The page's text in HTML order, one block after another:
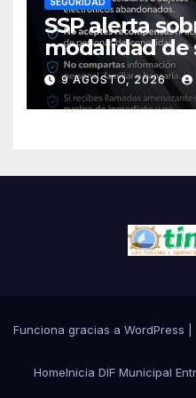
SSP alerta
modalidad de
virtual
9 AGOSTO, 2026
Funciona gracias a WordPress
HomeInicia DIF Municipal